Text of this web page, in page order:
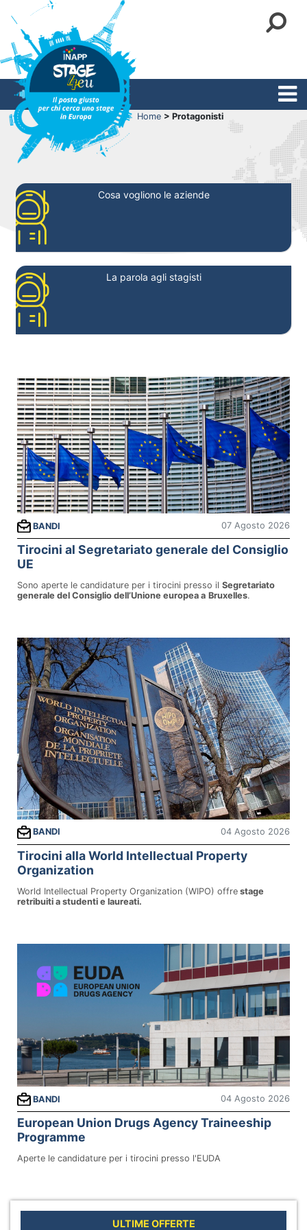
Home > Protagonisti
ULTIME OFFERTE
Cosa vogliono le aziende
La parola agli stagisti
BANDI 07 Agosto 2026
Tirocini al Segretariato generale del Consiglio
UE
Sono aperte le candidature per i tirocini presso il Segretariato
generale del Consiglio dell’Unione europea a Bruxelles.
BANDI 04 Agosto 2026
Tirocini alla World Intellectual Property
Organization
World Intellectual Property Organization (WIPO) offre stage
retribuiti a studenti e laureati.
BANDI 04 Agosto 2026
European Union Drugs Agency Traineeship
Programme
Aperte le candidature per i tirocini presso l'EUDA